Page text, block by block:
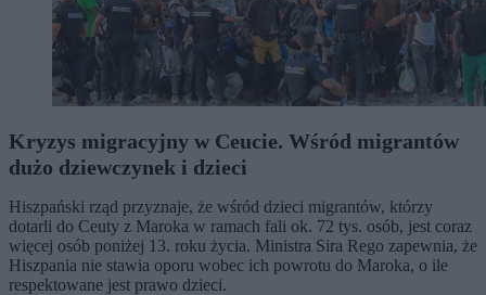
Kryzys migracyjny w Ceucie. Wśród migrantów
dużo dziewczynek i dzieci
Hiszpański rząd przyznaje, że wśród dzieci migrantów, którzy
dotarli do Ceuty z Maroka w ramach fali ok. 72 tys. osób, jest coraz
więcej osób poniżej 13. roku życia. Ministra Sira Rego zapewnia, że
Hiszpania nie stawia oporu wobec ich powrotu do Maroka, o ile
respektowane jest prawo dzieci.